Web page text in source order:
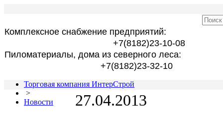
Комплексное снабжение предприятий:
+7(8182)23-10-08
Пиломатериалы, дома из северного леса:
+7(8182)23-32-10
Торговая компания ИнтерСтрой
>
Новости
27.04.2013